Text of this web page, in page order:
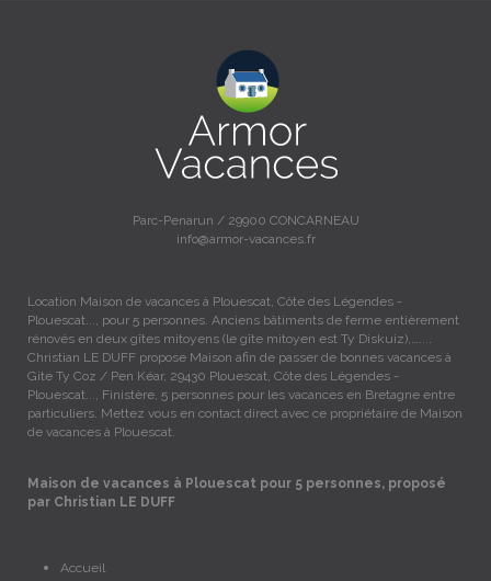
Parc-Penarun / 29900 CONCARNEAU
info@armor-vacances.fr
Location Maison de vacances à Plouescat, Côte des Légendes -
Plouescat..., pour 5 personnes. Anciens bâtiments de ferme entièrement
rénovés en deux gîtes mitoyens (le gîte mitoyen est Ty Diskuiz),…....
Christian LE DUFF propose Maison afin de passer de bonnes vacances à
Gite Ty Coz / Pen Kéar, 29430 Plouescat, Côte des Légendes -
Plouescat..., Finistère, 5 personnes pour les vacances en Bretagne entre
particuliers. Mettez vous en contact direct avec ce propriétaire de Maison
de vacances à Plouescat.
Maison de vacances à Plouescat pour 5 personnes, proposé
par Christian LE DUFF
Accueil